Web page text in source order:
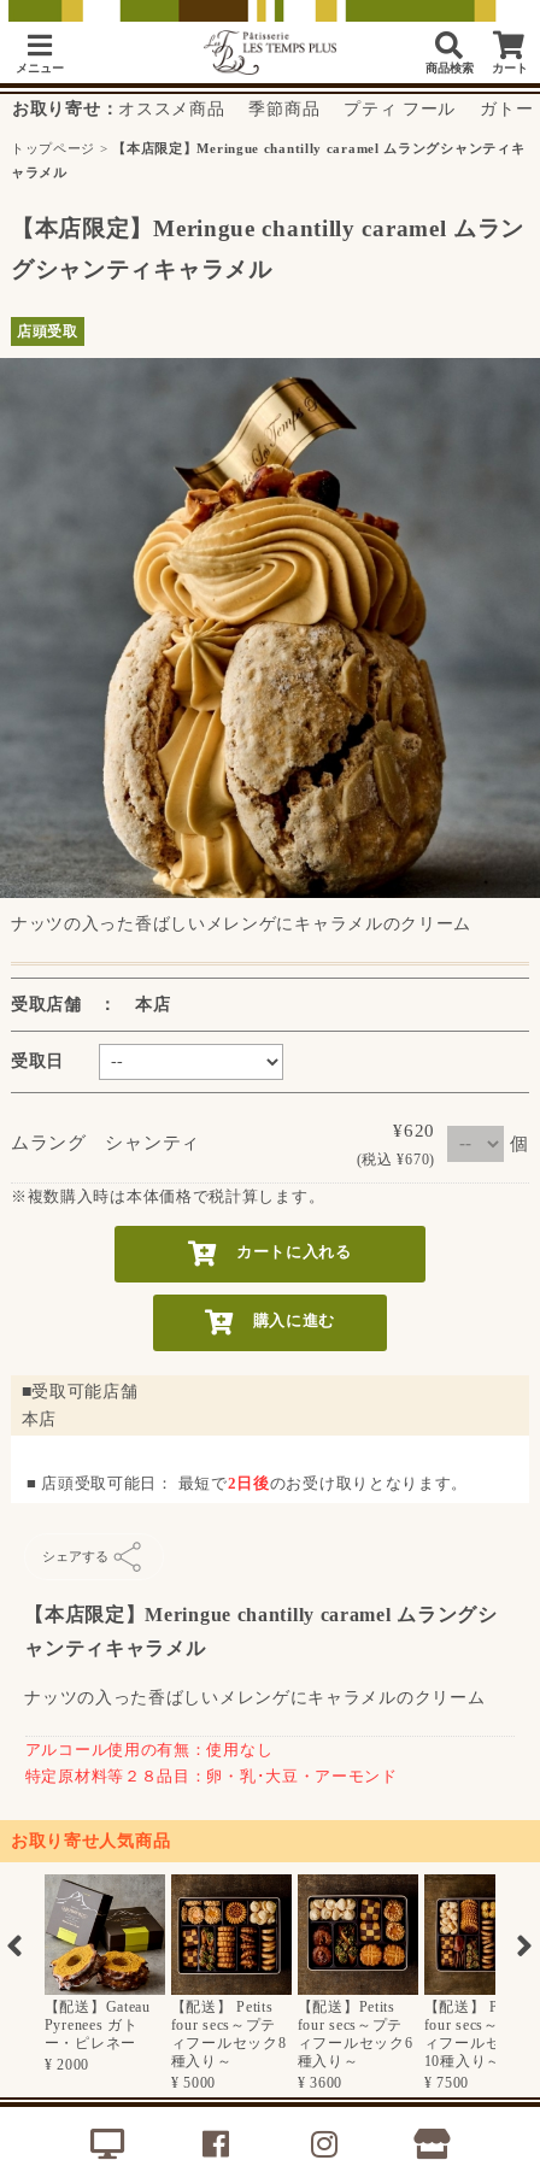
メニュー 商品検索 カート
お取り寄せ： オススメ商品 季節商品 プティ フール ガトー
トップページ >
【本店限定】Meringue chantilly caramel ムラングシャンティキ
ャラメル
【本店限定】Meringue chantilly caramel ムラン
グシャンティキャラメル
店頭受取
ナッツの入った香ばしいメレンゲにキャラメルのクリーム
受取店舗 ： 本店
受取日
ムラング シャンティ
¥620
(税込 ¥670)
個
※複数購入時は本体価格で税計算します。
カートに入れる
購入に進む
■受取可能店舗
本店
■ 店頭受取可能日： 最短で2日後のお受け取りとなります。
シェアする
【本店限定】Meringue chantilly caramel ムラングシ
ャンティキャラメル
ナッツの入った香ばしいメレンゲにキャラメルのクリーム
アルコール使用の有無：使用なし
特定原材料等２８品目：卵・乳･大豆・アーモンド
お取り寄せ人気商品
【配送】Gateau
Pyrenees ガト
ー・ピレネー
¥ 2000
【配送】 Petits
four secs～プテ
ィフールセック8
種入り～
¥ 5000
【配送】Petits
four secs～プテ
ィフールセック6
種入り～
¥ 3600
【配送】 Petits
four secs～プテ
ィフールセック
10種入り～
¥ 7500